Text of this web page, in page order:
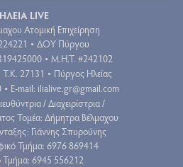
ΗΛΕΙΑ LIVE
Ατομική Επιχείρηση
• ΔΟΥ Πύργου
• Μ.Η.Τ. #242102
Τ.Κ. 27131 • Πύργος Ηλείας
• E-mail: ilialive.gr@gmail.com
/ Διαχειρίστρια /
Τομέα: Δήμητρα Βέλμαχου
Γιάννης Σπυρούνης
Τμήμα: 6976 869414
Τμήμα: 6945 556212